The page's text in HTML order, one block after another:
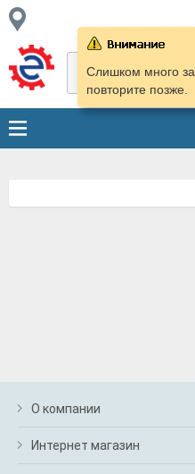
Слишком много
повторите позже.
О компании
Интернет магазин